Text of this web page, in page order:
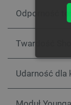
Odporność
Twardość
Udarność dla